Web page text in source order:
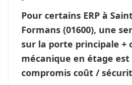
Pour certains ERP à
Formans (01600), une
sur la porte principale +
mécanique en étage est
compromis coût /